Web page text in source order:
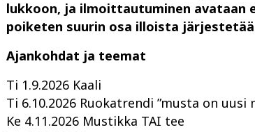
lukkoon, ja ilmoittautuminen avataan
poiketen suurin osa illoista
Ajankohdat ja teemat
Ti 1.9.2026 Kaali
Ti 6.10.2026 Ruokatrendi ”musta on uusi
Ke 4.11.2026 Mustikka TAI tee